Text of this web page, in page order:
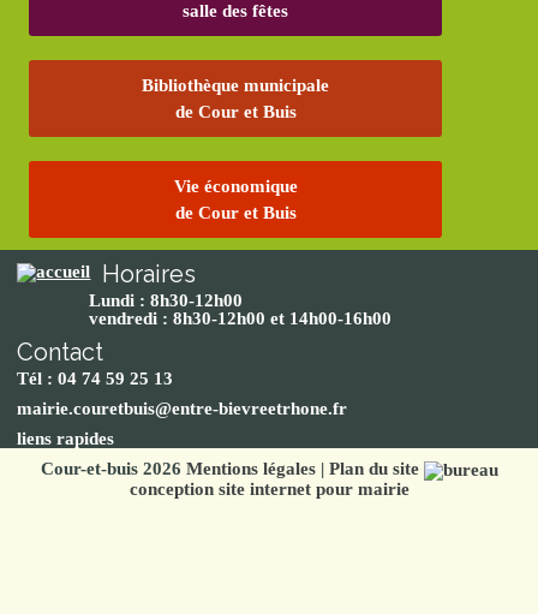
salle des fêtes
Bibliothèque municipale
de Cour et Buis
Vie économique
de Cour et Buis
Horaires
Lundi : 8h30-12h00
vendredi : 8h30-12h00 et 14h00-16h00
Contact
Tél : 04 74 59 25 13
mairie.couretbuis@entre-bievreetrhone.fr
liens rapides
Cour-et-buis 2026 Mentions légales| Plan du site
conception site internet pour mairie